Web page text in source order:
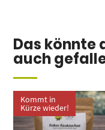
Das könnte
auch
Kommt in
Kürze wieder!